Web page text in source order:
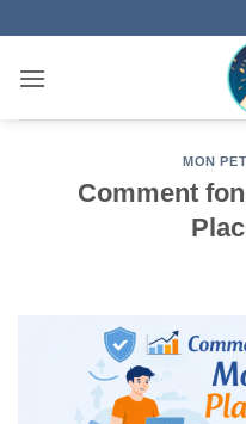
contenu
MON
Comment